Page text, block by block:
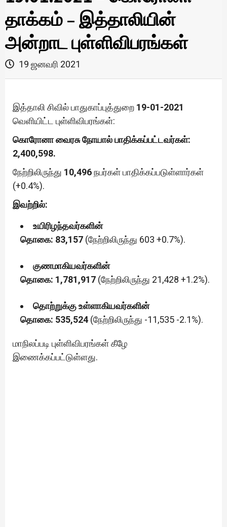
தாக்கம் – இத்தாலியின்
அன்றாட புள்ளிவிபரங்கள்
19 ஜனவரி 2021
இத்தாலி சிவில் பாதுகாப்புத்துறை 19-01-2021
வெளியிட்ட புள்ளிவிபரங்கள்:
கொரோனா வைரசு நோயால் பாதிக்கப்பட்டவர்கள்:
2,400,598.
நேற்றிலிருந்து 10,496நபர்கள் பாதிக்கப்படுள்ளார்கள்
(+0.4%).
இவற்றில்:
உயிரிழந்தவர்களின்
தொகை: 83,157 (நேற்றிலிருந்து 603 +0.7%).
குணமாகியவர்களின்
தொகை: 1,781,917 (நேற்றிலிருந்து 21,428 +1.2%).
தொற்றுக்கு உள்ளாகியவர்களின்
தொகை: 535,524 (நேற்றிலிருந்து -11,535 -2.1%).
மாநிலப்படி புள்ளிவிபரங்கள் கீழே
இணைக்கப்பட்டுள்ளது.